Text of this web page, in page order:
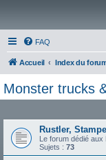
FAQ
Accueil Index du
Monster trucks
Rustler,
Le forum dédié
Sujets : 73